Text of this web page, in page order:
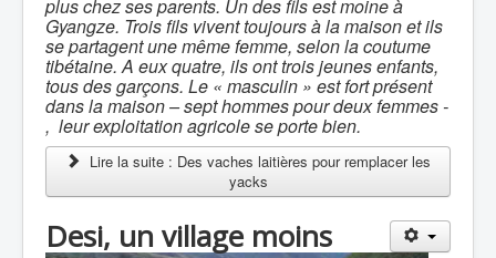
plus chez ses parents. Un des fils est moine à
Gyangze. Trois fils vivent toujours à la maison et ils
se partagent une même femme, selon la coutume
tibétaine. A eux quatre, ils ont trois jeunes enfants,
tous des garçons. Le « masculin » est fort présent
dans la maison – sept hommes pour deux femmes -
, leur exploitation agricole se porte bien.
Lire la suite : Des vaches laitières pour remplacer les
yacks
Desi, un village moins